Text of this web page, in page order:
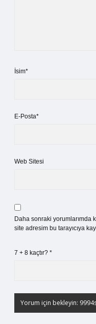
İsim*
E-Posta*
Web Sitesi
Daha sonraki yorumlarımda
site adresim bu tarayıcıya
7 + 8 kaçtır? *